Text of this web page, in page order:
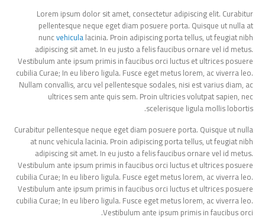
Lorem ipsum dolor sit amet, consectetur adipiscing elit. Curabitur
pellentesque neque eget diam posuere porta. Quisque ut nulla at
nuncvehiculalacinia. Proin adipiscing porta tellus, ut feugiat nibh
adipiscing sit amet. In eu justo a felis faucibus ornare vel id metus.
Vestibulum ante ipsum primis in faucibus orci luctus et ultrices posuere
cubilia Curae; In eu libero ligula. Fusce eget metus lorem, ac viverra leo.
Nullam convallis, arcu vel pellentesque sodales, nisi est varius diam, ac
ultrices sem ante quis sem. Proin ultricies volutpat sapien, nec
scelerisque ligula mollis lobortis.
Curabitur pellentesque neque eget diam posuere porta. Quisque ut nulla
at nunc vehicula lacinia. Proin adipiscing porta tellus, ut feugiat nibh
adipiscing sit amet. In eu justo a felis faucibus ornare vel id metus.
Vestibulum ante ipsum primis in faucibus orci luctus et ultrices posuere
cubilia Curae; In eu libero ligula. Fusce eget metus lorem, ac viverra leo.
Vestibulum ante ipsum primis in faucibus orci luctus et ultrices posuere
cubilia Curae; In eu libero ligula. Fusce eget metus lorem, ac viverra leo.
Vestibulum ante ipsum primis in faucibus orci.